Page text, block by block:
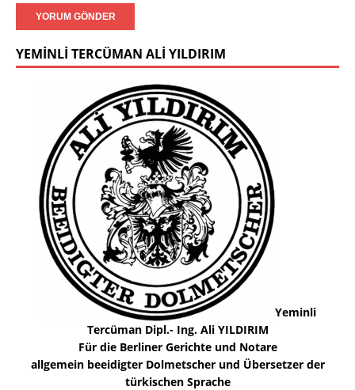
YEMINLI TERCÜMAN ALI YILDIRIM
Yeminli
Tercüman Dipl.- Ing. Ali YILDIRIM
Für die Berliner Gerichte und Notare
allgemein beeidigter Dolmetscher und Übersetzer der
türkischen Sprache